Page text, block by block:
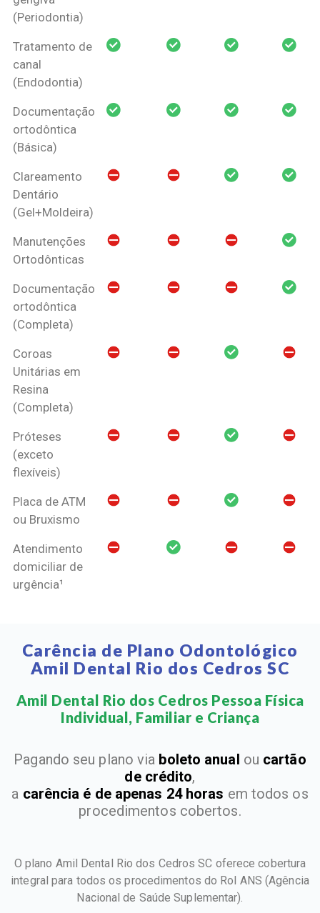
(Periodontia)
Tratamento de
canal
(Endodontia)
Documentação
ortodôntica
(Básica)
Clareamento
Dentário
(Gel+Moldeira)
Manutenções
Ortodônticas
Documentação
ortodôntica
(Completa)
Coroas
Unitárias em
Resina
(Completa)
Próteses
(exceto
flexíveis)
Placa de ATM
ou Bruxismo
Atendimento
domiciliar de
urgência¹
Carência de Plano Odontológico
Amil Dental Rio dos Cedros SC
Amil Dental Rio dos Cedros Pessoa Física
Individual, Familiar e Criança​
Pagando seu plano via boleto anual ou cartão
de crédito,
a carência é de apenas 24 horas em todos os
procedimentos cobertos.
O plano Amil Dental Rio dos Cedros SC oferece cobertura
integral para todos os procedimentos do Rol ANS (Agência
Nacional de Saúde Suplementar).